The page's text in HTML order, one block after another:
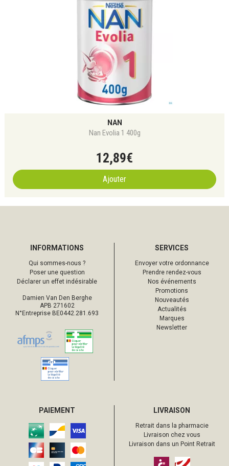
NAN
Nan Evolia 1 400g
12,89€
Ajouter
INFORMATIONS
Qui sommes-nous ?
Poser une question
Déclarer un effet indésirable
Damien Van Den Berghe
APB 271602
N°Entreprise BE0442.281.693
SERVICES
Envoyer votre ordonnance
Prendre rendez-vous
Nos événements
Promotions
Nouveautés
Actualités
Marques
Newsletter
PAIEMENT LIVRAISON
Retrait dans la pharmacie
Livraison chez vous
Livraison dans un Point Retrait